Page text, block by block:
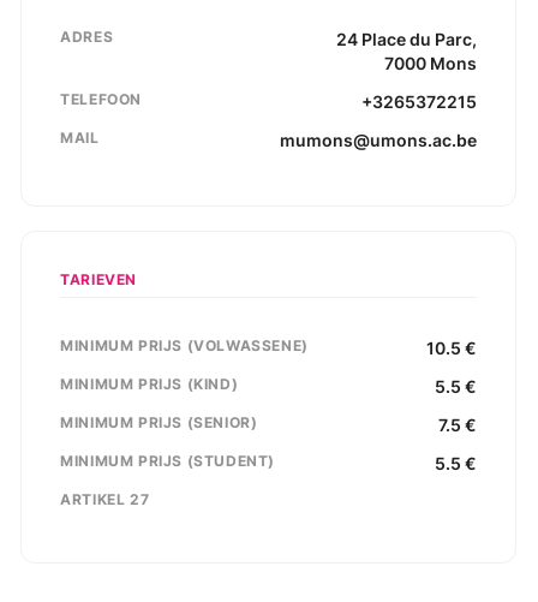
ADRES 24 Place du Parc,
7000 Mons
TELEFOON +3265372215
MAIL mumons@umons.ac.be
TARIEVEN
MINIMUM PRIJS (VOLWASSENE) 10.5 €
MINIMUM PRIJS (KIND) 5.5 €
MINIMUM PRIJS (SENIOR) 7.5 €
MINIMUM PRIJS (STUDENT) 5.5 €
ARTIKEL 27